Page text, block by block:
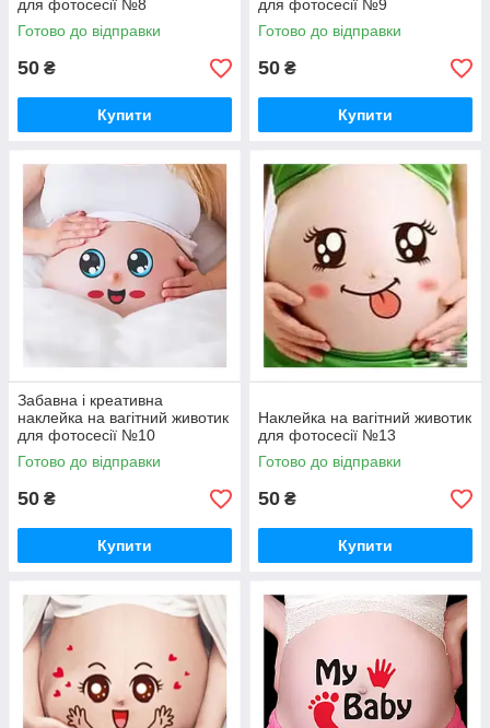
для фотосесії №8
Готово до відправки
50 ₴
Купити
для фотосесії №9
Готово до відправки
50 ₴
Купити
Забавна і креативна
наклейка на вагітний животик
для фотосесії №10
Готово до відправки
50 ₴
Купити
Наклейка на вагітний животик
для фотосесії №13
Готово до відправки
50 ₴
Купити